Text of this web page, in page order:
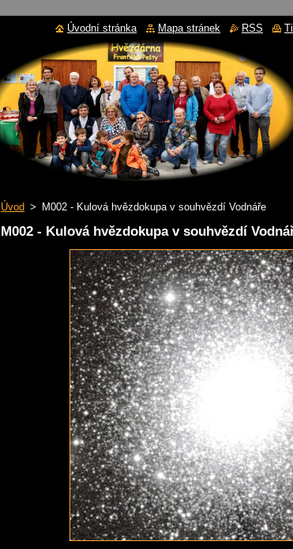
Úvod > M002 - Kulová hvězdokupa v souhvězdí Vodnáře
M002 - Kulová hvězdokupa v souhvězdí
Úvodní stránka Mapa stránek RSS